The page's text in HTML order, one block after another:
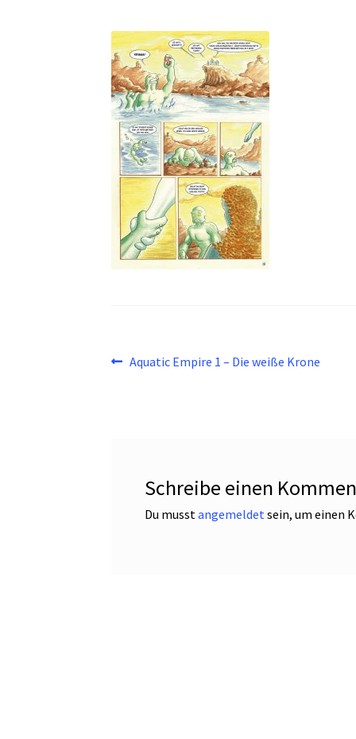
Beitragsnavigation
Vorheriger
Aquatic Empire 1 – Die weiße Krone
Schreibe einen
Du musst angemeldet sein, um einen